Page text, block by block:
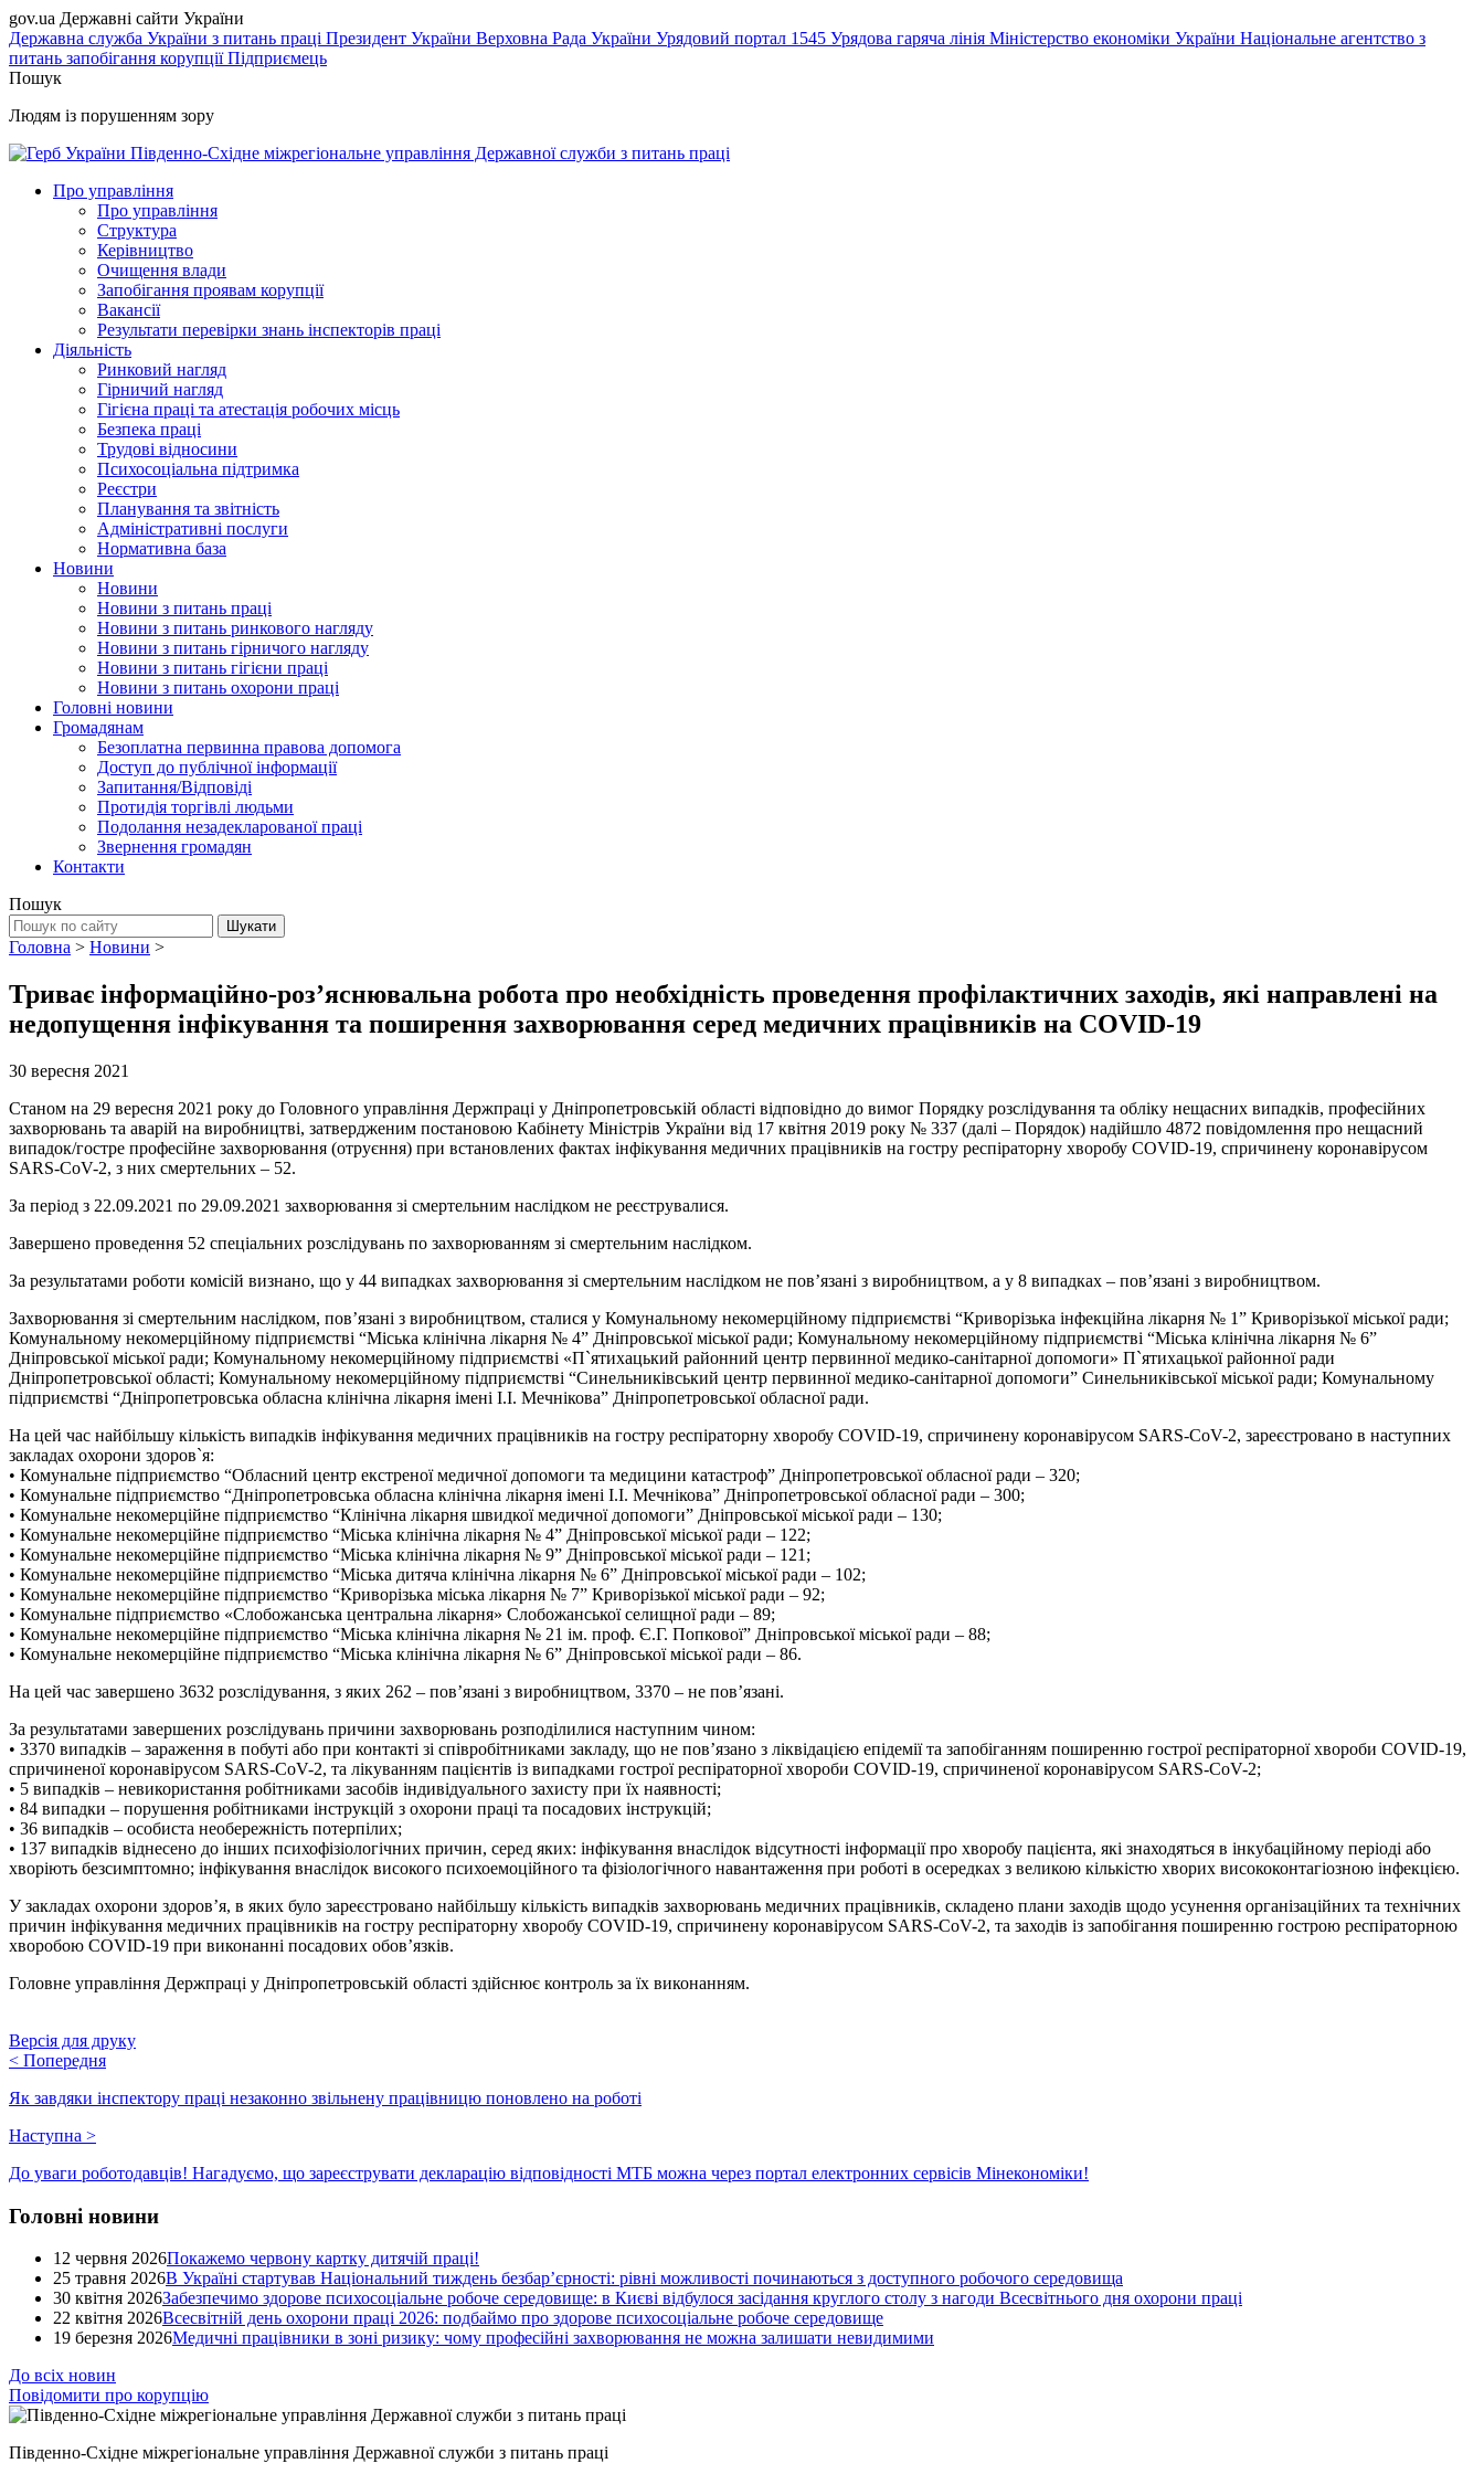
gov.ua Державні сайти України
Державна служба України з питань праці Президент України Верховна Рада України Урядовий портал 1545 Урядова гаряча лінія Міністерство економіки України Національне агентство з
питань запобігання корупціїПідприємець
Пошук
Людям із порушенням зору
Південно-Східне міжрегіональне управління Державної служби з питань праці
Про управління
Про управління
Структура
Керівництво
Очищення влади
Запобігання проявам корупції
Вакансії
Результати перевірки знань інспекторів праці
Діяльність
Ринковий нагляд
Гірничий нагляд
Гігієна праці та атестація робочих місць
Безпека праці
Трудові відносини
Психосоціальна підтримка
Реєстри
Планування та звітність
Адміністративні послуги
Нормативна база
Новини
Новини
Новини з питань праці
Новини з питань ринкового нагляду
Новини з питань гірничого нагляду
Новини з питань гігієни праці
Новини з питань охорони праці
Головні новини
Громадянам
Безоплатна первинна правова допомога
Доступ до публічної інформації
Запитання/Відповіді
Протидія торгівлі людьми
Подолання незадекларованої праці
Звернення громадян
Контакти
Пошук
Головна > Новини >
Триває інформаційно-роз’яснювальна робота про необхідність проведення профілактичних заходів, які направлені на
недопущення інфікування та поширення захворювання серед медичних працівників на COVID-19
30 вересня 2021
Станом на 29 вересня 2021 року до Головного управління Держпраці у Дніпропетровській області відповідно до вимог Порядку розслідування та обліку нещасних випадків, професійних
захворювань та аварій на виробництві, затвердженим постановою Кабінету Міністрів України від 17 квітня 2019 року № 337 (далі – Порядок) надійшло 4872 повідомлення про нещасний
випадок/гостре професійне захворювання (отруєння) при встановлених фактах інфікування медичних працівників на гостру респіраторну хворобу COVID-19, спричинену коронавірусом
SARS-CoV-2, з них смертельних – 52.
За період з 22.09.2021 по 29.09.2021 захворювання зі смертельним наслідком не реєструвалися.
Завершено проведення 52 спеціальних розслідувань по захворюванням зі смертельним наслідком.
За результатами роботи комісій визнано, що у 44 випадках захворювання зі смертельним наслідком не пов’язані з виробництвом, а у 8 випадках – пов’язані з виробництвом.
Захворювання зі смертельним наслідком, пов’язані з виробництвом, сталися у Комунальному некомерційному підприємстві “Криворізька інфекційна лікарня № 1” Криворізької міської ради;
Комунальному некомерційному підприємстві “Міська клінічна лікарня № 4” Дніпровської міської ради; Комунальному некомерційному підприємстві “Міська клінічна лікарня № 6”
Дніпровської міської ради; Комунальному некомерційному підприємстві «П`ятихацький районний центр первинної медико-санітарної допомоги» П`ятихацької районної ради
Дніпропетровської області; Комунальному некомерційному підприємстві “Синельниківський центр первинної медико-санітарної допомоги” Синельниківської міської ради; Комунальному
підприємстві “Дніпропетровська обласна клінічна лікарня імені І.І. Мечнікова” Дніпропетровської обласної ради.
На цей час найбільшу кількість випадків інфікування медичних працівників на гостру респіраторну хворобу COVID-19, спричинену коронавірусом SARS-CoV-2, зареєстровано в наступних
закладах охорони здоров`я:
• Комунальне підприємство “Обласний центр екстреної медичної допомоги та медицини катастроф” Дніпропетровської обласної ради – 320;
• Комунальне підприємство “Дніпропетровська обласна клінічна лікарня імені І.І. Мечнікова” Дніпропетровської обласної ради – 300;
• Комунальне некомерційне підприємство “Клінічна лікарня швидкої медичної допомоги” Дніпровської міської ради – 130;
• Комунальне некомерційне підприємство “Міська клінічна лікарня № 4” Дніпровської міської ради – 122;
• Комунальне некомерційне підприємство “Міська клінічна лікарня № 9” Дніпровської міської ради – 121;
• Комунальне некомерційне підприємство “Міська дитяча клінічна лікарня № 6” Дніпровської міської ради – 102;
• Комунальне некомерційне підприємство “Криворізька міська лікарня № 7” Криворізької міської ради – 92;
• Комунальне підприємство «Слобожанська центральна лікарня» Слобожанської селищної ради – 89;
• Комунальне некомерційне підприємство “Міська клінічна лікарня № 21 ім. проф. Є.Г. Попкової” Дніпровської міської ради – 88;
• Комунальне некомерційне підприємство “Міська клінічна лікарня № 6” Дніпровської міської ради – 86.
На цей час завершено 3632 розслідування, з яких 262 – пов’язані з виробництвом, 3370 – не пов’язані.
За результатами завершених розслідувань причини захворювань розподілилися наступним чином:
• 3370 випадків – зараження в побуті або при контакті зі співробітниками закладу, що не пов’язано з ліквідацією епідемії та запобіганням поширенню гострої респіраторної хвороби COVID-19,
спричиненої коронавірусом SARS-CoV-2, та лікуванням пацієнтів із випадками гострої респіраторної хвороби COVID-19, спричиненої коронавірусом SARS-CoV-2;
• 5 випадків – невикористання робітниками засобів індивідуального захисту при їх наявності;
• 84 випадки – порушення робітниками інструкцій з охорони праці та посадових інструкцій;
• 36 випадків – особиста необережність потерпілих;
• 137 випадків віднесено до інших психофізіологічних причин, серед яких: інфікування внаслідок відсутності інформації про хворобу пацієнта, які знаходяться в інкубаційному періоді або
хворіють безсимптомно; інфікування внаслідок високого психоемоційного та фізіологічного навантаження при роботі в осередках з великою кількістю хворих висококонтагіозною інфекцією.
У закладах охорони здоров’я, в яких було зареєстровано найбільшу кількість випадків захворювань медичних працівників, складено плани заходів щодо усунення організаційних та технічних
причин інфікування медичних працівників на гостру респіраторну хворобу COVID-19, спричинену коронавірусом SARS-CoV-2, та заходів із запобігання поширенню гострою респіраторною
хворобою COVID-19 при виконанні посадових обов’язків.
Головне управління Держпраці у Дніпропетровській області здійснює контроль за їх виконанням.
Версія для друку
< Попередня
Як завдяки інспектору праці незаконно звільнену працівницю поновлено на роботі
Наступна >
До уваги роботодавців! Нагадуємо, що зареєструвати декларацію відповідності МТБ можна через портал електронних сервісів Мінекономіки!
Головні новини
12 червня 2026Покажемо червону картку дитячій праці!
25 травня 2026В Україні стартував Національний тиждень безбар’єрності: рівні можливості починаються з доступного робочого середовища
30 квітня 2026Забезпечимо здорове психосоціальне робоче середовище: в Києві відбулося засідання круглого столу з нагоди Всесвітнього дня охорони праці
22 квітня 2026Всесвітній день охорони праці 2026: подбаймо про здорове психосоціальне робоче середовище
19 березня 2026Медичні працівники в зоні ризику: чому професійні захворювання не можна залишати невидимими
До всіх новин
Повідомити про корупцію
Південно-Східне міжрегіональне управління Державної служби з питань праці